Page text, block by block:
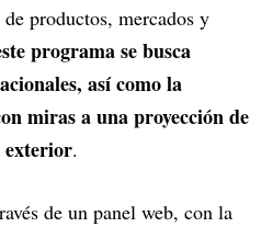
productos, mercados y
programa se busca
así como la
miras a una proyección de
exterior.
de un panel web, con la